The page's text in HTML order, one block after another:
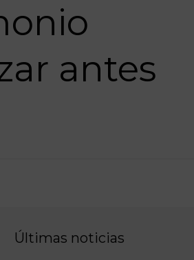
antes
Últimas noticias